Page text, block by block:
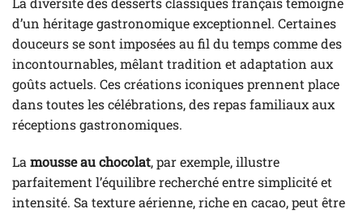
d’un héritage gastronomique exceptionnel. Certaines
douceurs se sont imposées au fil du temps comme des
incontournables, mêlant tradition et adaptation aux
goûts actuels. Ces créations iconiques prennent place
dans toutes les célébrations, des repas familiaux aux
réceptions gastronomiques.
La mousse au chocolat, par exemple, illustre
parfaitement l’équilibre recherché entre simplicité et
intensité. Sa texture aérienne, riche en cacao, peut être